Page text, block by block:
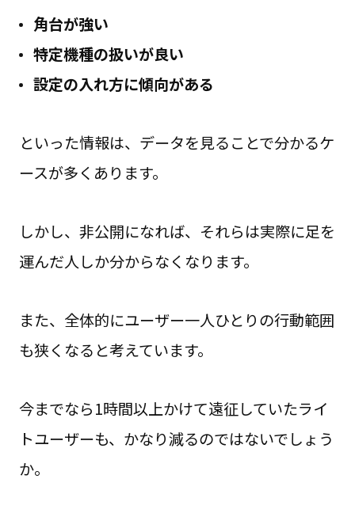
角台が強い
特定機種の扱いが良い
設定の入れ方に傾向がある
といった情報は、データを見ることで分かるケ
ースが多くあります。
しかし、非公開になれば、それらは実際に足を
運んだ人しか分からなくなります。
また、全体的にユーザー一人ひとりの行動範囲
も狭くなると考えています。
今までなら1時間以上かけて遠征していたライ
トユーザーも、かなり減るのではないでしょう
か。